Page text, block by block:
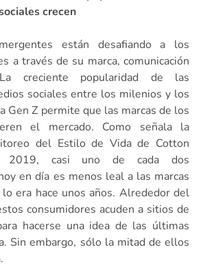
crecen
están desafiando a los
a través de su marca, comunicación
creciente popularidad de las
sociales entre los milenios y los
Gen Z permite que las marcas de los
el mercado. Como señala la
del Estilo de Vida de Cotton
2019, casi uno de cada dos
en día es menos leal a las marcas
era hace unos años. Alrededor del
consumidores acuden a sitios de
hacerse una idea de las últimas
Sin embargo, sólo la mitad de ellos